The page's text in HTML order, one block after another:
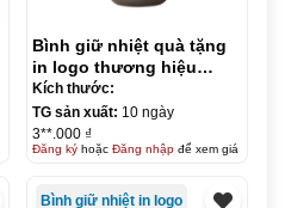
Bình giữ nhiệt quà tặng
in logo thương hiệu
Lock&Lock nút bấm
370ml KQ-BGN-02
Kích thước:
TG sản xuất: 10 ngày
3**.000 ₫
Đăng kýhoặc Đăng nhậpđể xem giá
Bình giữ nhiệt in logo